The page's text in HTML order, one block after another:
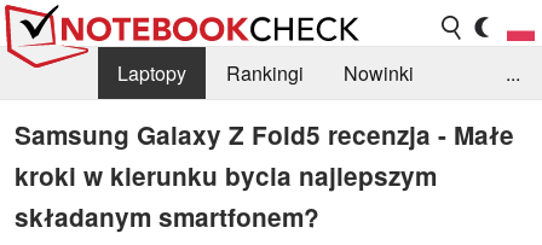
Laptopy Rankingi
Nowinki
Biblioteka
Info Szukajka recenzji
...
Samsung Galaxy Z Fold5 recenzja - Małe
kroki w kierunku bycia najlepszym
składanym smartfonem?